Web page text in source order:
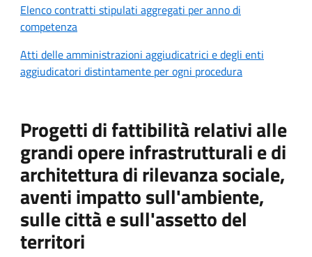
Elenco contratti stipulati aggregati per anno di
competenza
Atti delle amministrazioni aggiudicatrici e degli enti
aggiudicatori distintamente per ogni procedura
Progetti di fattibilità relativi alle
grandi opere infrastrutturali e di
architettura di rilevanza sociale,
aventi impatto sull'ambiente,
sulle città e sull'assetto del
territori